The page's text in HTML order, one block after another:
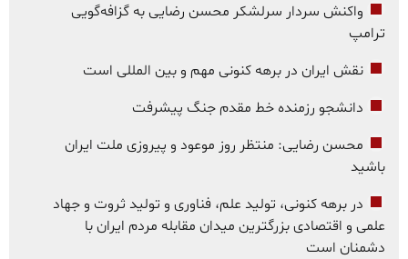
واکنش سردار سرلشکر محسن رضایی به گزافه‌گویی
ترامپ
نقش ایران در برهه کنونی مهم و بین المللی است
دانشجو رزمنده خط مقدم جنگ پیشرفت
محسن رضایی: منتظر روز موعود و پیروزی ملت ایران
باشید
در برهه کنونی، تولید علم، فناوری و تولید ثروت و جهاد
علمی و اقتصادی بزرگترین میدان مقابله مردم ایران با
دشمنان است